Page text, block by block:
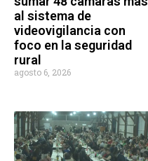
al sistema de
videovigilancia con
foco en la seguridad
rural
agosto 6, 2026